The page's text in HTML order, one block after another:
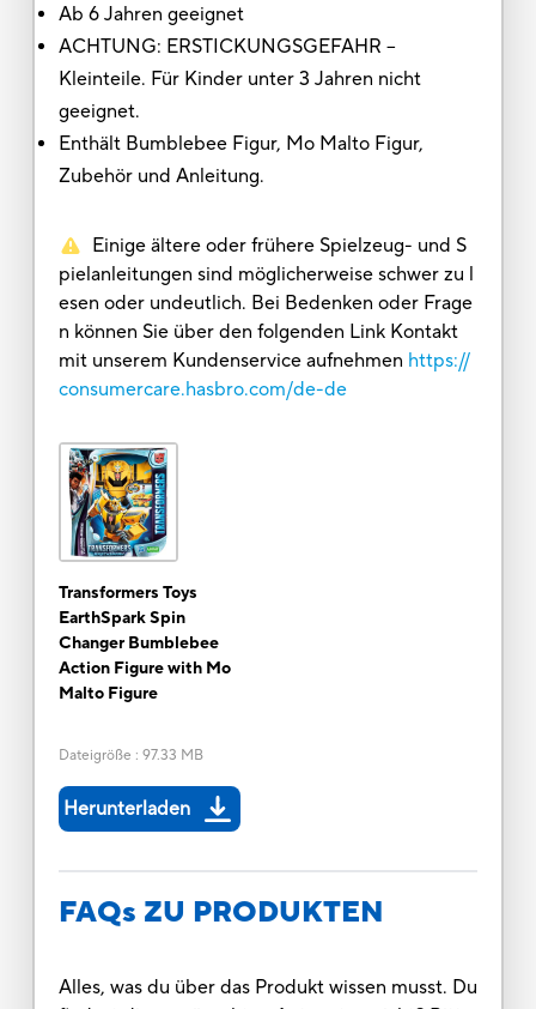
Ab 6 Jahren geeignet
ACHTUNG: ERSTICKUNGSGEFAHR –
Kleinteile. Für Kinder unter 3 Jahren nicht
geeignet.
Enthält Bumblebee Figur, Mo Malto Figur,
Zubehör und Anleitung.
Einige ältere oder frühere Spielzeug- und S
pielanleitungen sind möglicherweise schwer zu l
esen oder undeutlich. Bei Bedenken oder Frage
n können Sie über den folgenden Link Kontakt
mit unserem Kundenservice aufnehmen https://
consumercare.hasbro.com/de-de
Transformers Toys
EarthSpark Spin
Changer Bumblebee
Action Figure with Mo
Malto Figure
Dateigröße : 97.33 MB
Herunterladen
FAQs ZU PRODUKTEN
Alles, was du über das Produkt wissen musst. Du